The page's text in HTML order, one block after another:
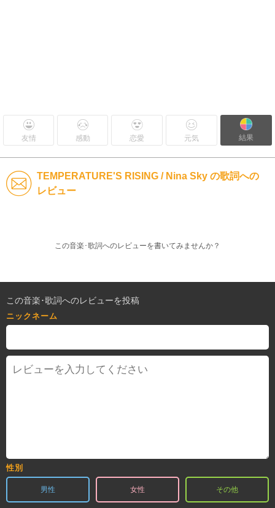
友情 感動 恋愛 元気 結果
TEMPERATURE'S RISING / Nina Sky の歌詞への
レビュー
この音楽･歌詞へのレビューを書いてみませんか？
この音楽･歌詞へのレビューを投稿
ニックネーム
性別
男性 女性 その他